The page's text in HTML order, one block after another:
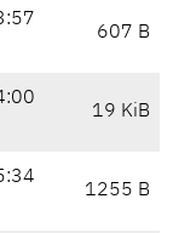
607 B
19 KiB
1255 B